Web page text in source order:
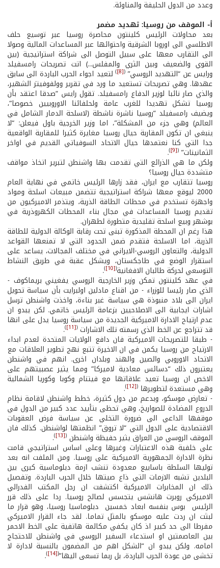
وعدد من الدول الحليفة والمناوئة.
أ- الموقف من روسيا: تهديد مضمر
بعد محاولات الرئيس كلينتون محاصرة روسيا عبر توسيع حلف
الاطلسي الى اوروبا الشرقية واحتوائها عبر المساعدات المالية وصولا
الى التقارب معها على سبيل التوصل الى شراكة استراتيجية (بين
القوي والضعيف وبين الثري والمفلس...) اتت تصريحات رامسفيلد
ورايس عن “التهديد الروسي”(
[8]
) لتعيد اجواء الحرب الباردة الى سابق
عهدها. وهي تصريحات تستعيد ما ورد في تقرير وولفوفيتز الشهير،
والذي صار نائبا لوزير الدفاع رامسفيلد. تقول رايس “صدقا اعتقد بأن
روسيا تشكل تهديدا للغرب عامة ولحلفائنا الاوروبيين خصوصا”،
ويضيف رامسفيلد “روسيا ناشرة ناشطة (لاسلحة الدمار الشامل في
العالم) وهي جزء من المشكلة”، اما وزير الخرجية باول فيعلن: “لا
ينبغي ان تكون المقاربة حيال روسيا مغايرة كثيرا للمقاربة الواقعية
جدا التي كنا نعتمدها حيال الاتحاد السوفياتي القديم في اواخر
الثمانينات” (
[9]
)
.
ولكن ما هي الذرائع التي تقدمت بها واشنطن لتبرير اتخاذ مواقف
متشددة حيال روسيا؟
روسيا تتقارب مع ايران، فقد زارها الرئيس خاتمي في نهاية العام
2000 ليوقع معها شراكة استراتيجية تتضمن مبيعات اسلحة ومواد
واجهزة تستخدم في محطات الطاقة الذرية، ويتذمر الاميركيون من
تقديم روسيا المساعدات في مجال بناء المحطات الكهروذرية في
بوشهر وبيع اسلحة تقليدية متطورة لطهران.
هذا رغم ان المحطة المذكورة تبنى تحت رقابة الوكالة الدولية للطاقة
الذرية، اما الاسلحة فتقدم ضمن الحدود التي لا تمنعها القواعد
الدولية، والتعاون الروسي-الايراني في مختلف المجالات، يساعد على
استقرار الوضع في طاجكستان، ويشكل عقبة في طريق النشاط
التوسعي لحركة طالبان الافغانية(
[10]
)
.
في عهد كلينتون تمكن وزير الخارجية الروسي يفغيني بريماكوف -
الذي صار رئيسا للوزراء - من اقناع مادلين اولبرايت بأن سياسة تحويل
ايران الى بلاد منبوذة هي سياسة غبر بناءة، واخذت واشنطن ترسل
اشارات ايجابية الى الاصلاحيين بزعامة الرئيس خاتمي. لكن يبدو ان
عدم ارتياح الادارة الاميركية الجديدة من سياسة روسيا يدل على انها
قد تتراجع عن الخط الذي رسمته تلك الاشارات (
[11]
)
.
- طبقا للتصريحات الاميركية فان دافع الولايات المتحدة لعدم ابداء
الارتياح من روسيا يكمن في ان الاخيرة تتبع نهج تطوير العلاقات مع
الاتحاد الاوروبي والصين والهند وبلدان اخرى. انهم في واشنطن
يعتبرون ذلك “دسائس معادية لاميركا” ومما يثير عصبيتهم على
الاخص ان روسيا تعيد علاقاتها مع فيتنام وكوبا وكوريا الشمالية
وهي مستعدة لتطويرها (
[12]
)
.
- تعارض موسكو، وبدعم من دول كثيرة، خطط واشنطن لاقامة نظام
الدروع المضادة للصواريخ، وهي تحظى بتأييد عدد كبير من الدول في
موقفها الداعي الى ضرورة التخلي عن سياسة فرض العقوبات
الاقتصادية على الدول التي “لا تروق” انظمتها لواشنطن. كذلك فان
الموقف الروسي من العراق يثير حفيظة واشنطن (
[13]
)
.
على خلفية هذه الاعتبارات وغيرها وعلى اساس استراتيجي قامت
نظرة الادارة الجمهورية الاميركية على روسيا. ومن الملفت انه بعد
توليها السلطة باسابيع معدودة تنشب ازمة دبلوماسية كبرى بين
البلدين تشبه الازمات التي ذاع صيتها خلال الحرب الباردة. وتفصيل
ذلك ان المخابرات الاميركية اكتشفت ان رجل المكتب الفدرالي
الاميركي روبرت هانشس يتجسس لصالح روسيا. ردا على ذلك قرر
الرئيس بوس بنفسه ابعاد خمسين دبلوماسيا روسيا، وهو قرار ما
لبثت ان ردت عليه موسكو بالمثل تماما. لقد جاء القرار الاميركي
مفرطا الى حد كبير اذ كان يكفي مكالمة هاتفية على الخط الاحمر
بين العاصمتين او استدعاء السفير الروسي في واشنطن للاحتجاج
امامه. ولكن يبدو ان “الشكل اهم من المضمون بالنسبة لادارة لا
تخشى من عودة الحرب الباردة، بل ربما تسعى اليها”(
[14]
)
.